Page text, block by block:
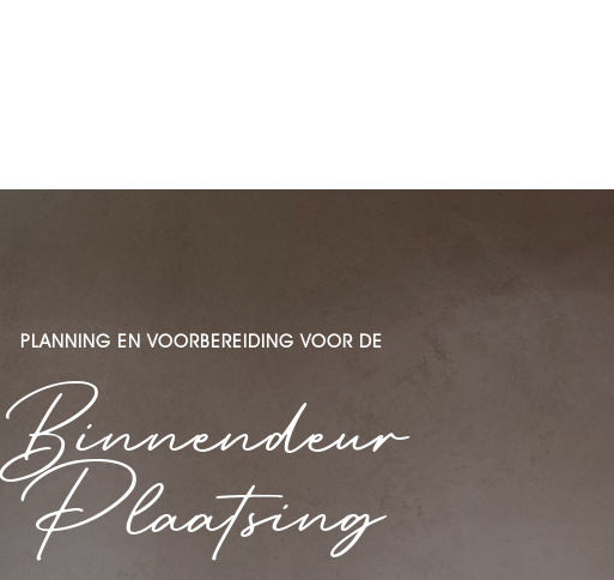
PLANNING EN VOORBEREIDING VOOR DE
Binnendeur
Plaatsing